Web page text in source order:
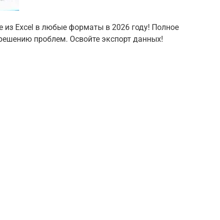
из Excel в любые форматы в 2026 году! Полное
проблем. Освойте экспорт данных!